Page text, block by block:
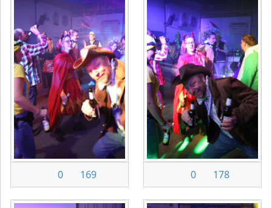
0 169 0 178